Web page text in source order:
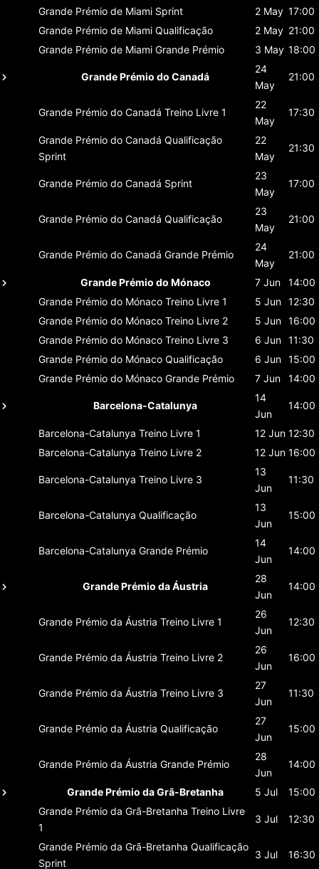
Grande Prémio de Miami Sprint 2 May 17:00
Grande Prémio de Miami Qualificação 2 May 21:00
Grande Prémio de Miami Grande Prémio 3 May 18:00
Grande Prémio do Canadá
24
May
21:00
Grande Prémio do Canadá Treino Livre 1
22
May
17:30
Grande Prémio do Canadá Qualificação
Sprint
22
May
21:30
Grande Prémio do Canadá Sprint
23
May
17:00
Grande Prémio do Canadá Qualificação
23
May
21:00
Grande Prémio do Canadá Grande Prémio
24
May
21:00
Grande Prémio do Mónaco 7 Jun
14:00
Grande Prémio do Mónaco Treino Livre 1 5 Jun 12:30
Grande Prémio do Mónaco Treino Livre 2 5 Jun 16:00
Grande Prémio do Mónaco Treino Livre 3 6 Jun 11:30
Grande Prémio do Mónaco Qualificação 6 Jun 15:00
Grande Prémio do Mónaco Grande Prémio 7 Jun 14:00
Barcelona-Catalunya
14
Jun
14:00
Barcelona-Catalunya Treino Livre 1 12 Jun 12:30
Barcelona-Catalunya Treino Livre 2 12 Jun 16:00
Barcelona-Catalunya Treino Livre 3
13
Jun
11:30
Barcelona-Catalunya Qualificação
13
Jun
15:00
Barcelona-Catalunya Grande Prémio
14
Jun
14:00
Grande Prémio da Áustria
28
Jun
14:00
Grande Prémio da Áustria Treino Livre 1
26
Jun
12:30
Grande Prémio da Áustria Treino Livre 2
26
Jun
16:00
Grande Prémio da Áustria Treino Livre 3
27
Jun
11:30
Grande Prémio da Áustria Qualificação
27
Jun
15:00
Grande Prémio da Áustria Grande Prémio
28
Jun
14:00
Grande Prémio da Grã-Bretanha 5 Jul
15:00
Grande Prémio da Grã-Bretanha Treino Livre
1
3 Jul 12:30
Grande Prémio da Grã-Bretanha Qualificação
Sprint
3 Jul 16:30